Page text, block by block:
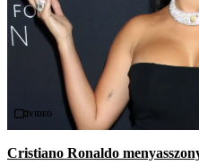
Videó
Cristiano Ronaldo